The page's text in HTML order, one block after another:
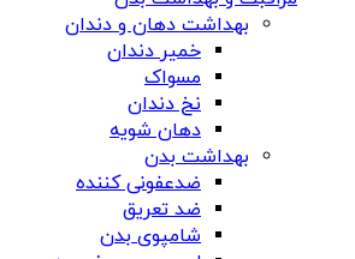
بهداشت دهان و دندان
خمیر دندان
مسواک
نخ دندان
دهان شویه
بهداشت بدن
ضدعفونی کننده
ضد تعریق
شامپوی بدن